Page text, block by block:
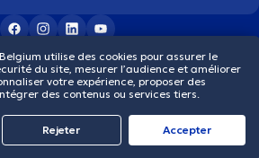
CookiesPolitique de confidentialité
2026 doctoranytime
utilise des cookies pour assurer le
du site, mesurer l’audience et améliorer
votre expérience, proposer des
des contenus ou services tiers.
Rejeter Αccepter